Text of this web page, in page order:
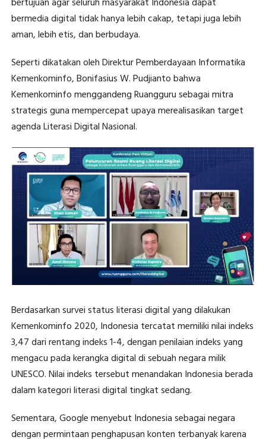
bertujuan agar seluruh masyarakat Indonesia dapat
bermedia digital tidak hanya lebih cakap, tetapi juga lebih
aman, lebih etis, dan berbudaya.
Seperti dikatakan oleh Direktur Pemberdayaan Informatika
Kemenkominfo, Bonifasius W. Pudjianto bahwa
Kemenkominfo menggandeng Ruangguru sebagai mitra
strategis guna mempercepat upaya merealisasikan target
agenda Literasi Digital Nasional.
Berdasarkan survei status literasi digital yang dilakukan
Kemenkominfo 2020, Indonesia tercatat memiliki nilai indeks
3,47 dari rentang indeks 1-4, dengan penilaian indeks yang
mengacu pada kerangka digital di sebuah negara milik
UNESCO. Nilai indeks tersebut menandakan Indonesia berada
dalam kategori literasi digital tingkat sedang.
Sementara, Google menyebut Indonesia sebagai negara
dengan permintaan penghapusan konten terbanyak karena